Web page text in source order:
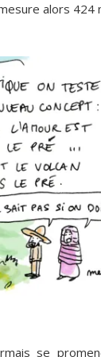
alors 424
se